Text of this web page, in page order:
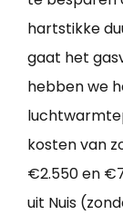
hartstikke
gaat het
hebben we
kosten van
€2.550 en
uit Nuis